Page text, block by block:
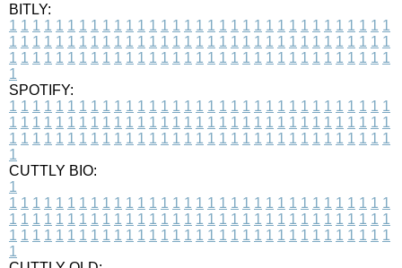
BITLY:
1 1 1 1 1 1 1 1 1 1 1 1 1 1 1 1 1 1 1 1 1 1 1 1 1 1 1 1 1 1 1 1 1
1 1 1 1 1 1 1 1 1 1 1 1 1 1 1 1 1 1 1 1 1 1 1 1 1 1 1 1 1 1 1 1 1
1 1 1 1 1 1 1 1 1 1 1 1 1 1 1 1 1 1 1 1 1 1 1 1 1 1 1 1 1 1 1 1 1
1
SPOTIFY:
1 1 1 1 1 1 1 1 1 1 1 1 1 1 1 1 1 1 1 1 1 1 1 1 1 1 1 1 1 1 1 1 1
1 1 1 1 1 1 1 1 1 1 1 1 1 1 1 1 1 1 1 1 1 1 1 1 1 1 1 1 1 1 1 1 1
1 1 1 1 1 1 1 1 1 1 1 1 1 1 1 1 1 1 1 1 1 1 1 1 1 1 1 1 1 1 1 1 1
1
CUTTLY BIO:
1
1 1 1 1 1 1 1 1 1 1 1 1 1 1 1 1 1 1 1 1 1 1 1 1 1 1 1 1 1 1 1 1 1
1 1 1 1 1 1 1 1 1 1 1 1 1 1 1 1 1 1 1 1 1 1 1 1 1 1 1 1 1 1 1 1 1
1 1 1 1 1 1 1 1 1 1 1 1 1 1 1 1 1 1 1 1 1 1 1 1 1 1 1 1 1 1 1 1 1
1